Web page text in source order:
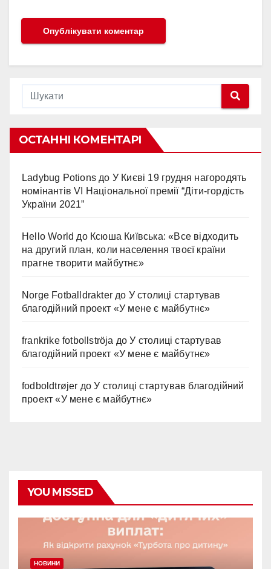
ОСТАННІ КОМЕНТАРІ
Ladybug Potions до У Києві 19 грудня нагородять
номінантів VI Національної премії “Діти-гордість
України 2021”
Hello World до Ксюша Київська: «Все відходить
на другий план, коли населення твоєї країни
прагне творити майбутнє»
Norge Fotballdrakter до У столиці стартував
благодійний проект «У мене є майбутнє»
frankrike fotbollströja доУ столиці стартував
благодійний проект «У мене є майбутнє»
fodboldtrøjer доУ столиці стартував благодійний
проект «У мене є майбутнє»
YOU MISSED
НОВИНИ